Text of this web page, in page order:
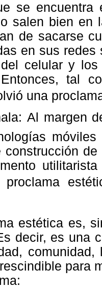
se
salen bien en
de sacarse
en sus
celular y
tal
una
Al margen
construcción
estética es,
decir, es una
para